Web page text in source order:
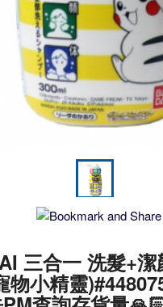
三合一 洗髮+
物小精靈